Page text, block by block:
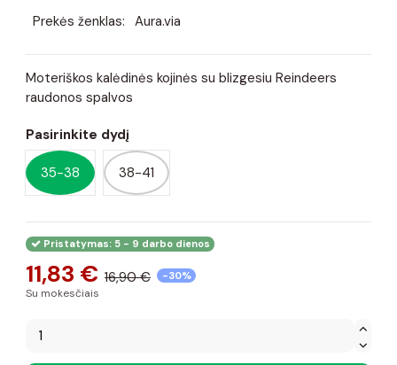
Prekės ženklas: Aura.via
Moteriškos kalėdinės kojinės su blizgesiu Reindeers
raudonos spalvos
Pasirinkite dydį
35-38 38-41
Pristatymas: 5 - 9 darbo dienos
11,83 € 16,90 € -30%
Su mokesčiais